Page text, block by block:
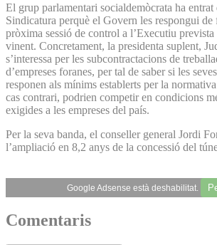
El grup parlamentari socialdemòcrata ha entrat
Sindicatura perquè el Govern les respongui de
pròxima sessió de control a l’Executiu prevista
vinent. Concretament, la presidenta suplent,
s’interessa per les subcontractacions de
d’empreses foranes, per tal de saber si les
responen als mínims establerts per la
cas contrari, podrien competir en condicions
exigides a les empreses del país.
Per la seva banda, el conseller general Jordi
l’ampliació en 8,2 anys de la concessió del
Google Adsense està deshabilitat.
Comentaris